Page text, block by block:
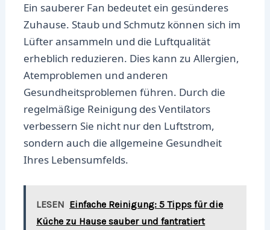
Ein sauberer Fan bedeutet ein gesünderes
Zuhause. Staub und Schmutz können sich im
Lüfter ansammeln und die Luftqualität
erheblich reduzieren. Dies kann zu Allergien,
Atemproblemen und anderen
Gesundheitsproblemen führen. Durch die
regelmäßige Reinigung des Ventilators
verbessern Sie nicht nur den Luftstrom,
sondern auch die allgemeine Gesundheit
Ihres Lebensumfelds.
LESEN Einfache Reinigung: 5 Tipps für die
Küche zu Hause sauber und fantratiert